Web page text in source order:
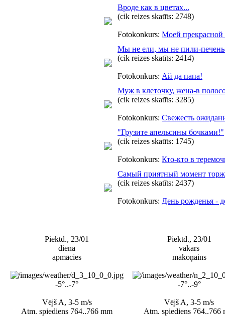
Вроде как в цветах...
(cik reizes skatīts: 2748)
Fotokonkurs: Моей
Мы не ели, мы не пили-
(cik reizes skatīts: 2414)
Fotokonkurs: Ай да папа!
Муж в клеточку, жена-в
(cik reizes skatīts: 3285)
Fotokonkurs: Свежесть
"Грузите апельсины бочками!"
(cik reizes skatīts: 1745)
Fotokonkurs: Кто-кто в
Самый приятный момент
(cik reizes skatīts: 2437)
Fotokonkurs: День рожденья -
Piektd., 23/01
diena
apmācies
-5°..-7°
Vējš A, 3-5 m/s
Atm. spiediens 764..766 mm
Piektd., 23/01
vakars
mākoņains
-7°..-9°
Vējš A, 3-5 m/s
Atm. spiediens 764..766